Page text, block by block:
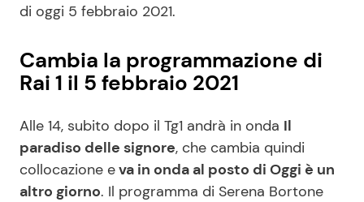
di oggi 5 febbraio 2021.
Cambia la programmazione di
Rai 1 il 5 febbraio 2021
Alle 14, subito dopo il Tg1 andrà in onda Il
paradiso delle signore, che cambia quindi
collocazione eva in onda al posto di Oggi è un
altro giorno. Il programma di Serena Bortone